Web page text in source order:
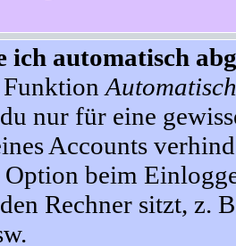
ich automatisch
nur für eine
Accounts
Option beim
Rechner sitzt, z.